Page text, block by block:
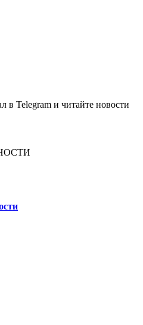
в Telegram и читайте новости